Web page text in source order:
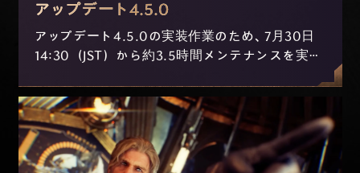
アップデート4.5.0
アップデート4.5.0の実装作業のため、7月30日
14:30（JST）から約3.5時間メンテナンスを実施